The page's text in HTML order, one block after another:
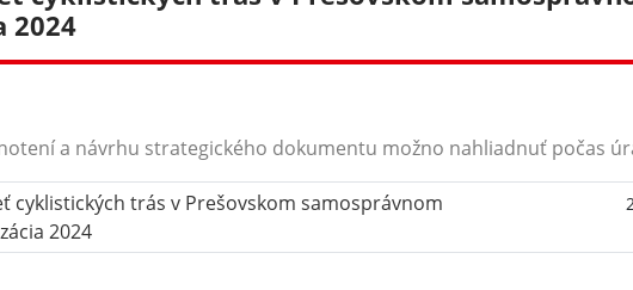
2024
a návrhu strategického dokumentu možno nahliadnuť počas
cyklistických trás v Prešovskom samosprávnom
2024